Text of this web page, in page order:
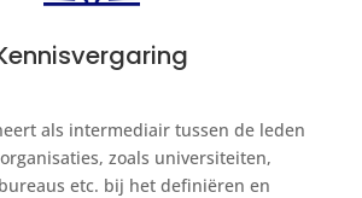
als intermediair tussen de leden
zoals universiteiten,
etc. bij het definiëren en